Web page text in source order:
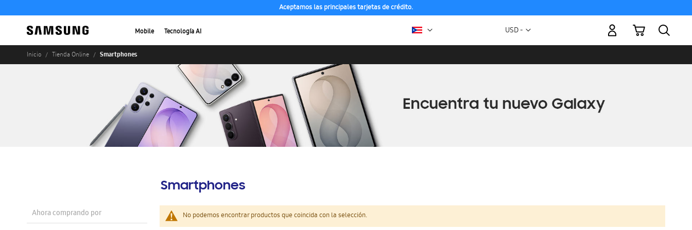
Aceptamos las principales tarjetas de crédito.
Mobile Tecnología AI Moneda
USD -
Mi carrito
Inicio Tienda Online Smartphones
Smartphones
No podemos encontrar productos que coincida con la selección.
Ahora comprando por